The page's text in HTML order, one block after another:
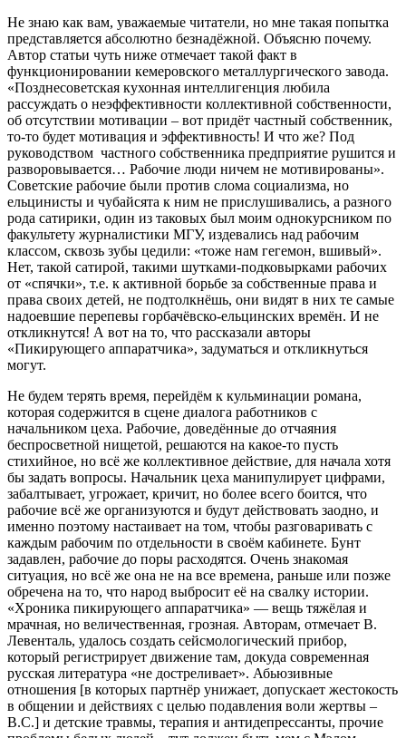
Не знаю как вам, уважаемые читатели, но мне такая попытка
представляется абсолютно безнадёжной. Объясню почему.
Автор статьи чуть ниже отмечает такой факт в
функционировании кемеровского металлургического завода.
«Позднесоветская кухонная интеллигенция любила
рассуждать о неэффективности коллективной собственности,
об отсутствии мотивации – вот придёт частный собственник,
то-то будет мотивация и эффективность! И что же? Под
руководством частного собственника предприятие рушится и
разворовывается… Рабочие люди ничем не мотивированы».
Советские рабочие были против слома социализма, но
ельцинисты и чубайсята к ним не прислушивались, а разного
рода сатирики, один из таковых был моим однокурсником по
факультету журналистики МГУ, издевались над рабочим
классом, сквозь зубы цедили: «тоже нам гегемон, вшивый».
Нет, такой сатирой, такими шутками-подковырками рабочих
от «спячки», т.е. к активной борьбе за собственные права и
права своих детей, не подтолкнёшь, они видят в них те самые
надоевшие перепевы горбачёвско-ельцинских времён. И не
откликнутся! А вот на то, что рассказали авторы
«Пикирующего аппаратчика», задуматься и откликнуться
могут.
Не будем терять время, перейдём к кульминации романа,
которая содержится в сцене диалога работников с
начальником цеха. Рабочие, доведённые до отчаяния
беспросветной нищетой, решаются на какое-то пусть
стихийное, но всё же коллективное действие, для начала хотя
бы задать вопросы. Начальник цеха манипулирует цифрами,
забалтывает, угрожает, кричит, но более всего боится, что
рабочие всё же организуются и будут действовать заодно, и
именно поэтому настаивает на том, чтобы разговаривать с
каждым рабочим по отдельности в своём кабинете. Бунт
задавлен, рабочие до поры расходятся. Очень знакомая
ситуация, но всё же она не на все времена, раньше или позже
обречена на то, что народ выбросит её на свалку истории.
«Хроника пикирующего аппаратчика» — вещь тяжёлая и
мрачная, но величественная, грозная. Авторам, отмечает В.
Левенталь, удалось создать сейсмологический прибор,
который регистрирует движение там, докуда современная
русская литература «не достреливает». Абьюзивные
отношения [в которых партнёр унижает, допускает жестокость
в общении и действиях с целью подавления воли жертвы –
В.С.] и детские травмы, терапия и антидепрессанты, прочие